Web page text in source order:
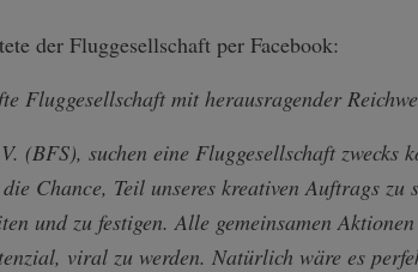
der Fluggesellschaft per Facebook:
Fluggesellschaft mit herausragender
(BFS), suchen eine Fluggesellschaft zwecks
Chance, Teil unseres kreativen Auftrags zu
und zu festigen. Alle gemeinsamen
viral zu werden. Natürlich wäre es